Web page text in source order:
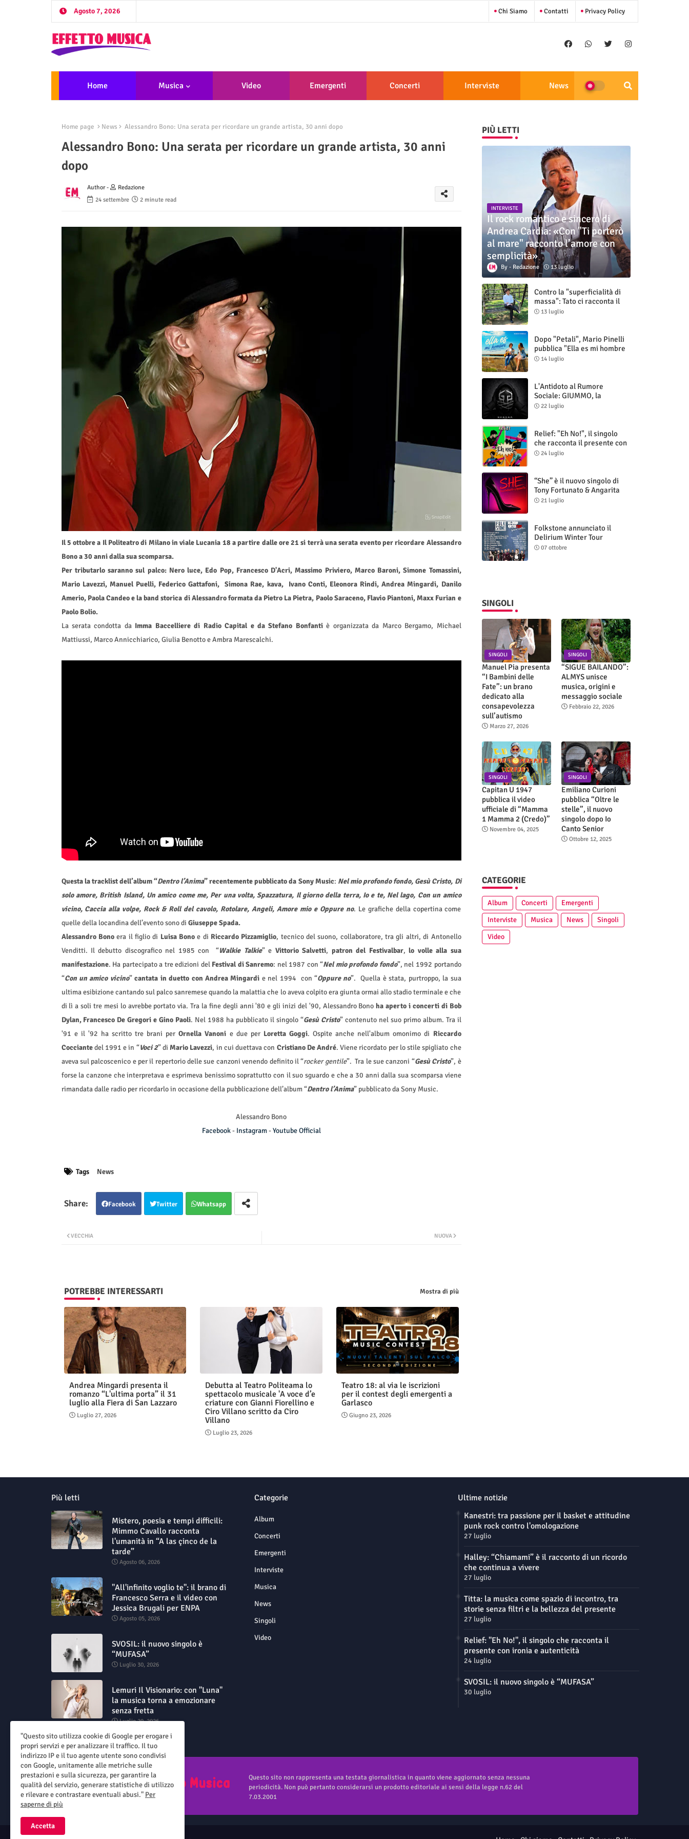
Agosto 7, 2026 Chi Siamo Contatti Privacy Policy
Home Musica Video Emergenti Concerti Interviste News
Home page News Alessandro Bono: Una serata per ricordare un grande artista, 30 anni dopo
Alessandro Bono: Una serata per ricordare un grande artista, 30 anni
dopo
Author -
Redazione
24 settembre
2 minute read
Il 5 ottobre a Il Politeatro di Milano in viale Lucania 18 a partire dalle ore 21 si terrà una serata evento per ricordare Alessandro
Bono a 30 anni dalla sua scomparsa.
Per tributarlo saranno sul palco: Nero luce, Edo Pop, Francesco D'Acri, Massimo Priviero, Marco Baroni, Simone Tomassini,
Mario Lavezzi, Manuel Puelli, Federico Gattafoni, Simona Rae, kava, Ivano Conti, Eleonora Rindi, Andrea Mingardi, Danilo
Amerio, Paola Candeo e la band storica di Alessandro formata da Pietro La Pietra, Paolo Saraceno, Flavio Piantoni, Maxx Furian e
Paolo Bolio.
La serata condotta da Imma Baccelliere di Radio Capital e da Stefano Bonfantiè organizzata da Marco Bergamo, Michael
Mattiussi, Marco Annicchiarico, Giulia Benotto e Ambra Marescalchi.
Questa la tracklist dell’album “Dentro l’Anima” recentemente pubblicato da Sony Music: Nel mio profondo fondo, Gesù Cristo, Di
solo amore, British Island, Un amico come me, Per una volta, Spazzatura, Il giorno della terra, Io e te, Nel lago, Con un amico
vicino, Caccia alla volpe, Rock & Roll del cavolo, Rotolare, Angeli, Amore mio e Oppure no. Le grafiche della copertina come
quelle della locandina dell’evento sono di Giuseppe Spada.
Alessandro Bonoera il figlio di Luisa Bonoe di Riccardo Pizzamiglio, tecnico del suono, collaboratore, tra gli altri, di Antonello
Venditti. Il debutto discografico nel 1985 con “Walkie Talkie” e Vittorio Salvetti, patron del Festivalbar, lo volle alla sua
manifestazione. Ha partecipato a tre edizioni del Festival di Sanremo: nel 1987 con “Nel mio profondo fondo”, nel 1992 portando
“Con un amico vicino”cantata in duetto con Andrea Mingardi e nel 1994 con “Oppure no”. Quella è stata, purtroppo, la sua
ultima esibizione cantando sul palco sanremese quando la malattia che lo aveva colpito era giunta ormai allo stadio terminale e che
di lì a soli tre mesi lo avrebbe portato via. Tra la fine degli anni '80 e gli inizi del '90, Alessandro Bono ha aperto i concerti di Bob
Dylan, Francesco De Gregori e Gino Paoli. Nel 1988 ha pubblicato il singolo “Gesù Cristo” contenuto nel suo primo album. Tra il
'91 e il '92 ha scritto tre brani perOrnella Vanoni e due perLoretta Goggi. Ospite anche nell'album omonimo di Riccardo
Cocciantedel 1991 e in “Voci 2” diMario Lavezzi, in cui duettava con Cristiano De André. Viene ricordato per lo stile spigliato che
aveva sul palcoscenico e per il repertorio delle sue canzoni venendo definito il “rocker gentile”. Tra le sue canzoni “Gesù Cristo”, è
forse la canzone che interpretava e esprimeva benissimo soprattutto con il suo sguardo e che a 30 anni dalla sua scomparsa viene
rimandata dalle radio per ricordarlo in occasione della pubblicazione dell’album “Dentro l’Anima” pubblicato da Sony Music.
Alessandro Bono
Facebook- Instagram-Youtube Official
Tags News
Facebook Twitter Whatsapp
NUOVA
VECCHIA
POTREBBE INTERESSARTI Mostra di più
Andrea Mingardi presenta il
romanzo “L'ultima porta” il 31
luglio alla Fiera di San Lazzaro
Luglio 27, 2026
Debutta al Teatro Politeama lo
spettacolo musicale 'A voce d’e
criature con Gianni Fiorellino e
Ciro Villano scritto da Ciro
Villano
Luglio 23, 2026
Teatro 18: al via le iscrizioni
per il contest degli emergenti a
Garlasco
Giugno 23, 2026
PIÙ LETTI
INTERVISTE
Il rock romantico e sincero di
Andrea Cardia: «Con "Ti porterò
al mare" racconto l’amore con
semplicità»
Redazione 13 luglio
Contro la "superficialità di
massa": Tato ci racconta il
nuovo singolo "Vuoti digitali"
13 luglio
Dopo "Petali", Mario Pinelli
pubblica "Ella es mi hombre
(Il mio uomo è lei)"
14 luglio
L'Antidoto al Rumore
Sociale: GIUMMO, la
Maschera e la Cruda Verità
22 luglio
Relief: "Eh No!", il singolo
che racconta il presente con
ironia e autenticità
24 luglio
“She” è il nuovo singolo di
Tony Fortunato & Angarita
21 luglio
Folkstone annunciato il
Delirium Winter Tour
(Special Edition)
07 ottobre
SINGOLI
SINGOLI
Manuel Pia presenta
“I Bambini delle
Fate”: un brano
dedicato alla
consapevolezza
sull’autismo
Marzo 27, 2026
SINGOLI
“SIGUE BAILANDO”:
ALMYS unisce
musica, origini e
messaggio sociale
Febbraio 22, 2026
SINGOLI
Capitan U 1947
pubblica il video
ufficiale di “Mamma
1 Mamma 2 (Credo)”
Novembre 04, 2025
SINGOLI
Emiliano Curioni
pubblica “Oltre le
stelle”, il nuovo
singolo dopo Io
Canto Senior
Ottobre 12, 2025
CATEGORIE
Album Concerti
Emergenti
Interviste
Musica News
Singoli
Video
Più letti
Mistero, poesia e tempi difficili:
Mimmo Cavallo racconta
l'umanità in “A las çinco de la
tarde”
Agosto 06, 2026
"All'infinito voglio te": il brano di
Francesco Serra e il video con
Jessica Brugali per ENPA
Agosto 05, 2026
SVOSIL: il nuovo singolo è
“MUFASA”
Luglio 30, 2026
Lemuri Il Visionario: con "Luna"
la musica torna a emozionare
senza fretta
Luglio 29, 2026
Categorie
Album
Concerti
Emergenti
Interviste
Musica
News
Singoli
Video
Ultime notizie
Kanestri: tra passione per il basket e attitudine
punk rock contro l'omologazione
27 luglio
Halley: “Chiamami” è il racconto di un ricordo
che continua a vivere
27 luglio
Titta: la musica come spazio di incontro, tra
storie senza filtri e la bellezza del presente
27 luglio
Relief: "Eh No!", il singolo che racconta il
presente con ironia e autenticità
24 luglio
SVOSIL: il nuovo singolo è “MUFASA”
30 luglio
Questo sito non rappresenta una testata giornalistica in quanto viene aggiornato senza nessuna
periodicità. Non può pertanto considerarsi un prodotto editoriale ai sensi della legge n.62 del
7.03.2001
"Questo sito utilizza cookie di Google per erogare i
propri servizi e per analizzare il traffico. Il tuo
indirizzo IP e il tuo agente utente sono condivisi
con Google, unitamente alle metriche sulle
prestazioni e sulla sicurezza, per garantire la
qualità del servizio, generare statistiche di utilizzo
e rilevare e contrastare eventuali abusi." Per
saperne di più
Accetta